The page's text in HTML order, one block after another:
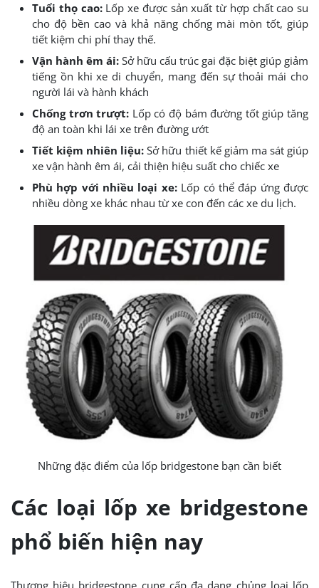
Tuổi thọ cao:Lốp xe được sản xuất từ hợp chất cao su
cho độ bền cao và khả năng chống mài mòn tốt, giúp
tiết kiệm chi phí thay thế.
Vận hành êm ái: Sở hữu cấu trúc gai đặc biệt giúp giảm
tiếng ồn khi xe di chuyển, mang đến sự thoải mái cho
người lái và hành khách
Chống trơn trượt: Lốp có độ bám đường tốt giúp tăng
độ an toàn khi lái xe trên đường ướt
Tiết kiệm nhiên liệu: Sở hữu thiết kế giảm ma sát giúp
xe vận hành êm ái, cải thiện hiệu suất cho chiếc xe
Phù hợp với nhiều loại xe:Lốp có thể đáp ứng được
nhiều dòng xe khác nhau từ xe con đến các xe du lịch.
Những đặc điểm của lốp bridgestone bạn cần biết
Các loại lốp xe bridgestone
phổ biến hiện nay
Thương hiệu bridgestone cung cấp đa dạng chủng loại lốp